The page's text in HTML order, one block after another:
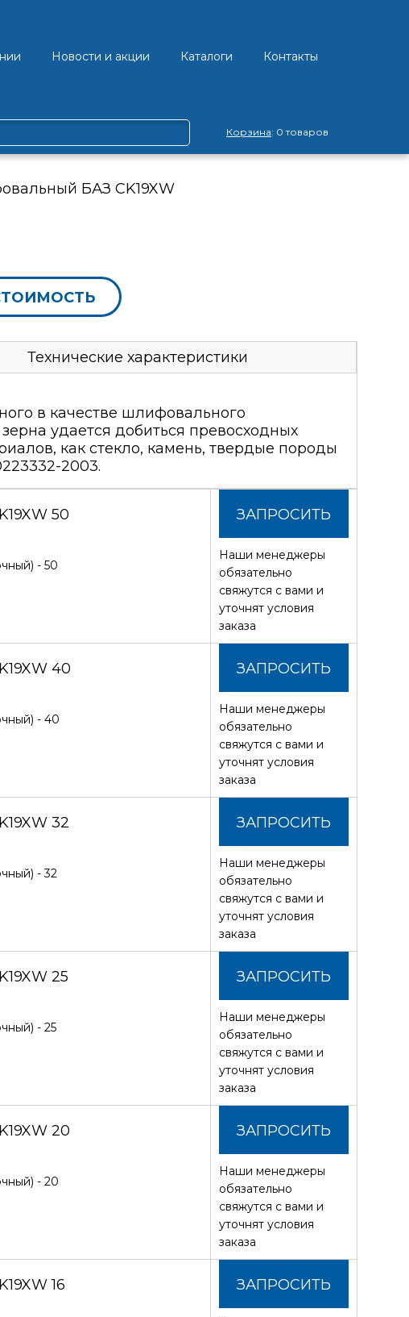
Новости и акции Каталоги Контакты
Корзина: 0 товаров
БАЗ CK19XW
Технические характеристики
в качестве шлифовального
удается добиться превосходных
как стекло, камень, твердые породы
2003.
50
- 50
ЗАПРОСИТЬ
СТОИМОСТЬ
Наши менеджеры
обязательно
свяжутся с вами и
уточнят условия
заказа
40
- 40
ЗАПРОСИТЬ
СТОИМОСТЬ
Наши менеджеры
обязательно
свяжутся с вами и
уточнят условия
заказа
32
- 32
ЗАПРОСИТЬ
СТОИМОСТЬ
Наши менеджеры
обязательно
свяжутся с вами и
уточнят условия
заказа
25
- 25
ЗАПРОСИТЬ
СТОИМОСТЬ
Наши менеджеры
обязательно
свяжутся с вами и
уточнят условия
заказа
20
- 20
ЗАПРОСИТЬ
СТОИМОСТЬ
Наши менеджеры
обязательно
свяжутся с вами и
уточнят условия
заказа
16 ЗАПРОСИТЬ